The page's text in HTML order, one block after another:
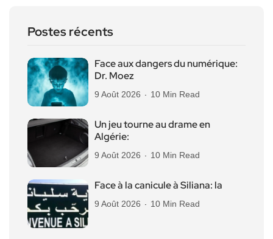
Postes récents
Face aux dangers du numérique:
Dr. Moez
9 Août 2026 10 Min Read
Un jeu tourne au drame en
Algérie:
9 Août 2026 10 Min Read
Face à la canicule à Siliana: la
9 Août 2026 10 Min Read